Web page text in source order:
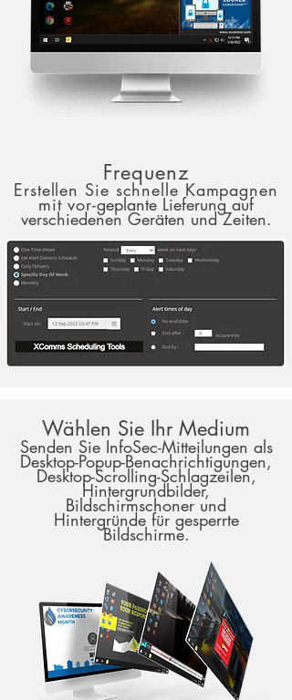
Frequenz
Erstellen Sie schnelle Kampagnen
mit vor-geplante Lieferung auf
verschiedenen Geräten und Zeiten.
Wählen Sie Ihr Medium
Senden Sie InfoSec-Mitteilungen als
Desktop-Popup-Benachrichtigungen,
Desktop-Scrolling-Schlagzeilen,
Hintergrundbilder,
Bildschirmschoner und
Hintergründe für gesperrte
Bildschirme.